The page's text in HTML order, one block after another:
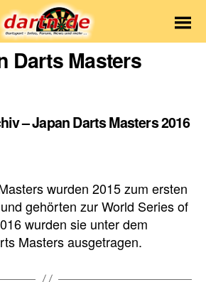
Dartn.de
Darts Masters
– Japan Darts Masters 2016
wurden 2015 zum ersten
gehörten zur World Series of
wurden sie unter dem
Masters ausgetragen.